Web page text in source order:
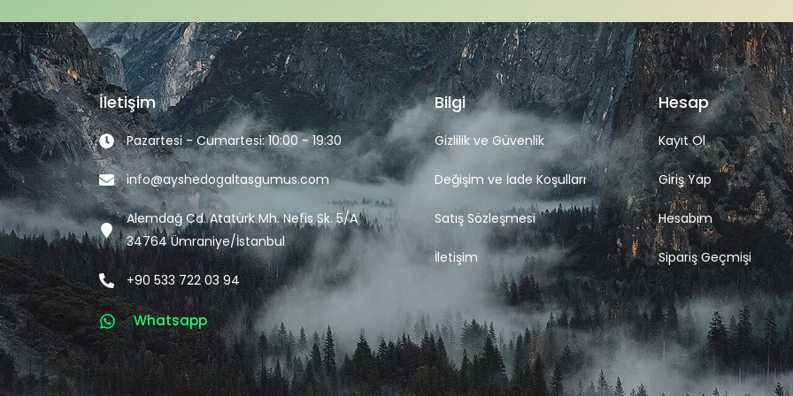
İletişim
Pazartesi - Cumartesi: 10:00 - 19:30
info@ayshedogaltasgumus.com
Alemdağ Cd. Atatürk Mh. Nefis Sk. 5/A
34764 Ümraniye/İstanbul
+90 533 722 03 94
Whatsapp
Bilgi
Gizlilik ve Güvenlik
Değişim ve İade Koşulları
Satış Sözleşmesi
İletişim
Hesap
Kayıt Ol
Giriş Yap
Hesabım
Sipariş Geçmişi